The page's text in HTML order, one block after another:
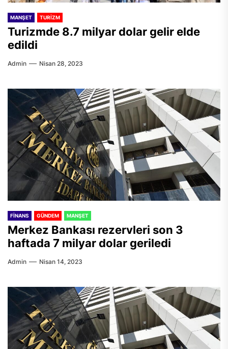
MANŞET TURIZM
Turizmde 8.7 milyar dolar gelir elde
edildi
Admin Nisan 28, 2023
FINANS GÜNDEM MANŞET
Merkez Bankası rezervleri son 3
haftada 7 milyar dolar geriledi
Admin Nisan 14, 2023